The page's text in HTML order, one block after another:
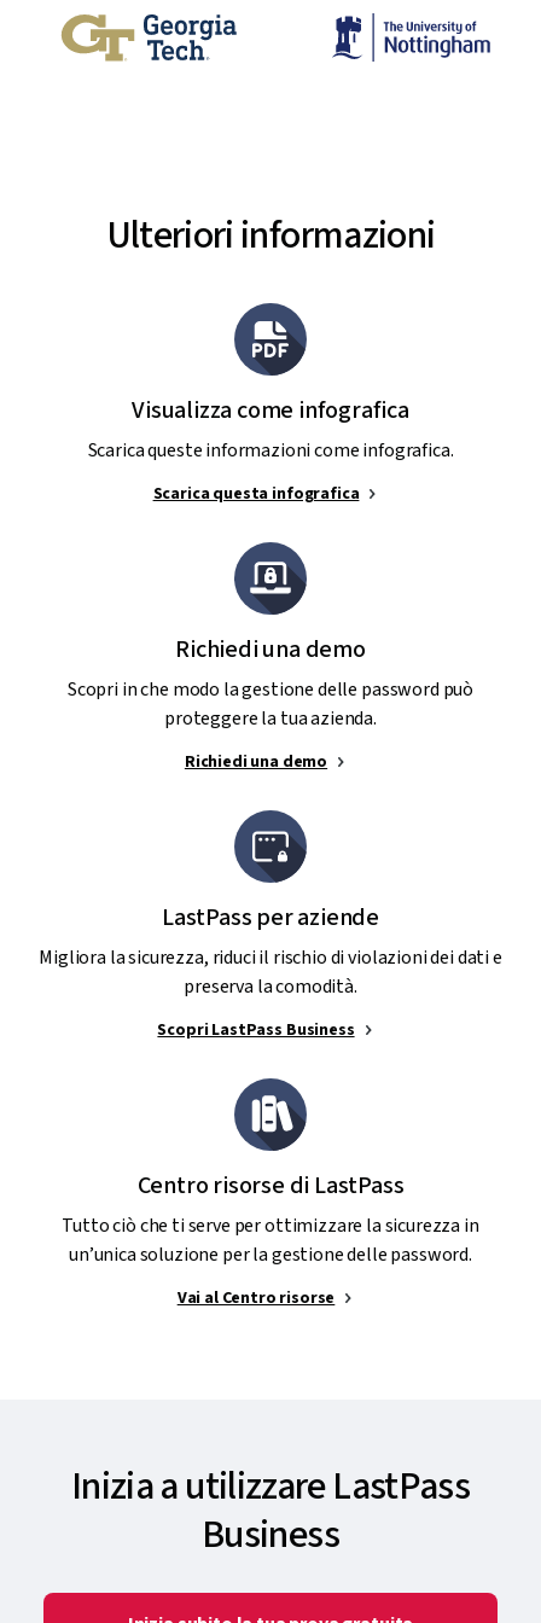
Ulteriori informazioni
Visualizza come infografica
Scarica queste informazioni come infografica.
Scarica questa infografica
Richiedi una demo
Scopri in che modo la gestione delle password può
proteggere la tua azienda.
Richiedi una demo
LastPass per aziende
Migliora la sicurezza, riduci il rischio di violazioni dei dati e
preserva la comodità.
Scopri LastPass Business
Centro risorse di LastPass
Tutto ciò che ti serve per ottimizzare la sicurezza in
un’unica soluzione per la gestione delle password.
Vai al Centro risorse
Inizia a utilizzare LastPass
Business